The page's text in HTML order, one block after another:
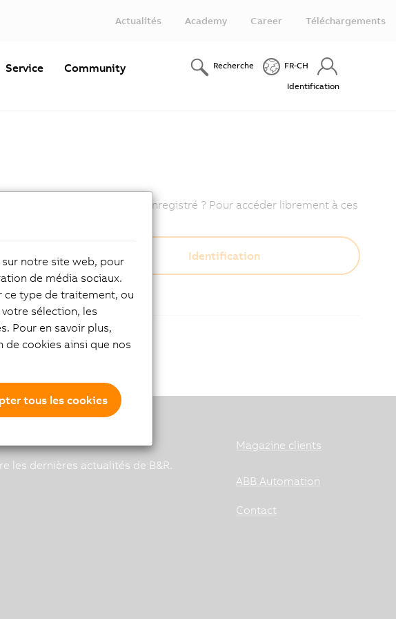
Actualités Academy Career Téléchargements
Service Community Recherche FR-CH
Identification
et vous n'êtes pas encore enregistré ? Pour accéder librement à ces
les dernières actualités de B&R.
Magazine clients
ABB Automation
Contact
notre site web, pour
de média sociaux.
ce type de traitement, ou
sélection, les
Pour en savoir plus,
cookies ainsi que nos
tous les cookies